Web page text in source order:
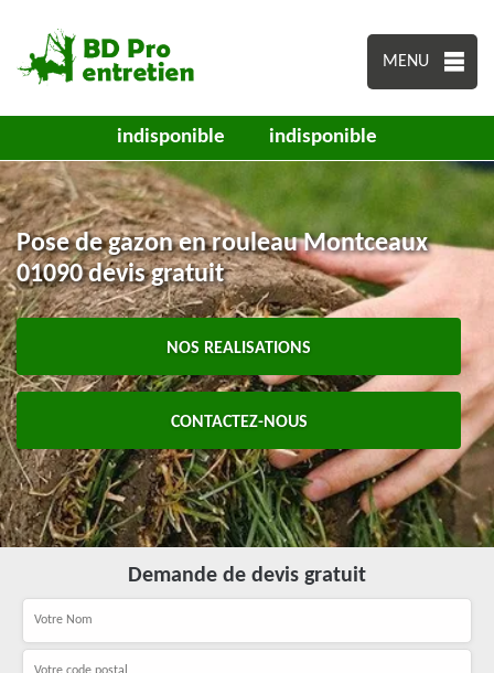
MENU
indisponible indisponible
Pose de gazon en rouleau Montceaux
01090 devis gratuit
NOS REALISATIONS
CONTACTEZ-NOUS
Demande de devis gratuit